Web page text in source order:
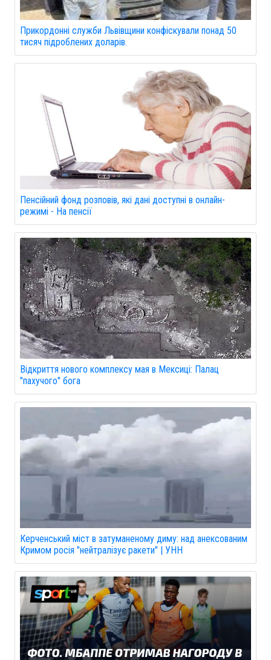
Прикордонні служби Львівщини конфіскували понад 50
тисяч підроблених доларів.
Пенсійний фонд розповів, які дані доступні в онлайн-
режимі - На пенсії
Відкриття нового комплексу мая в Мексиці: Палац
"пахучого" бога
Керченський міст в затуманеному диму: над анексованим
Кримом росія "нейтралізує ракети" | УНН